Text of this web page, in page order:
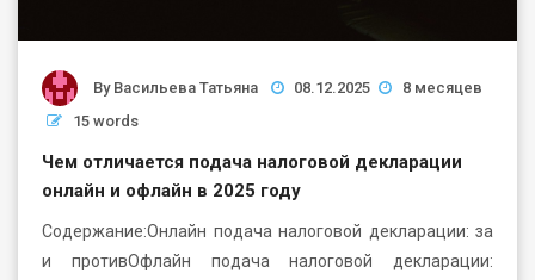
By Васильева Татьяна 08.12.2025
8 месяцев
15 words
Чем отличается подача налоговой декларации
онлайн и офлайн в 2025 году
Содержание:Онлайн подача налоговой декларации: за
и противОфлайн подача налоговой декларации: